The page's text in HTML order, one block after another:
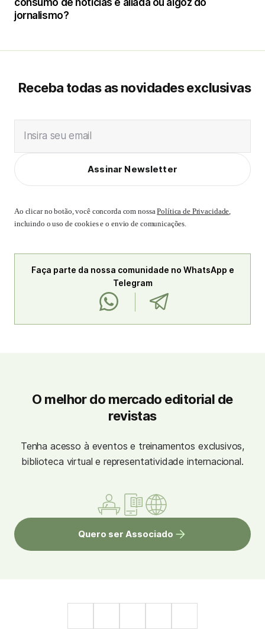
consumo de notícias é aliada ou algoz do
jornalismo?
Receba todas as novidades exclusivas
Insira seu email
Assinar Newsletter
Ao clicar no botão, você concorda com nossaPolítica de Privacidade,
incluindo o uso de cookies e o envio de comunicações.
Faça parte da nossa comunidade no WhatsApp e
Telegram
O melhor do mercado editorial de
revistas
Tenha acesso à eventos e treinamentos exclusivos,
biblioteca virtual e representatividade internacional.
Quero ser Associado